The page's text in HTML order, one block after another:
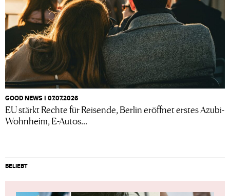
GOOD NEWS I 07.07.2026
EU stärkt Rechte für Reisende, Berlin eröffnet erstes Azubi-
Wohnheim, E-Autos...
BELIEBT